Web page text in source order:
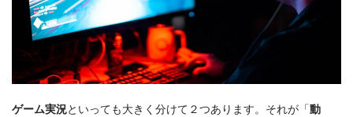
ゲーム実況といっても大きく分けて２つあります。それが「動